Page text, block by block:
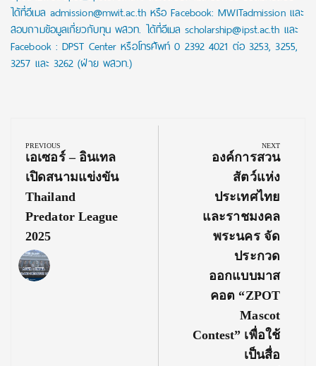
ได้ที่อีเมล admission@mwit.ac.th หรือ Facebook: MWITadmission และ
สอบถามข้อมูลเกี่ยวกับทุน พสวท. ได้ที่อีเมล scholarship@ipst.ac.th และ
Facebook : DPST Center หรือโทรศัพท์ 0 2392 4021 ต่อ 3253, 3255,
3257 และ 3262 (ฝ่าย พสวท.)
navigation
PREVIOUS
Previous
Post:
เอเซอร์ – อินเทล
เปิดสนามแข่งขัน
Thailand
Predator League
2025
NEXT
Next
Post:
องค์การสวน
สัตว์แห่ง
ประเทศไทย
และราชมงคล
พระนคร จัด
ประกวด
ออกแบบมาส
คอต “ZPOT
Mascot
Contest” เพื่อใช้
เป็นสื่อ